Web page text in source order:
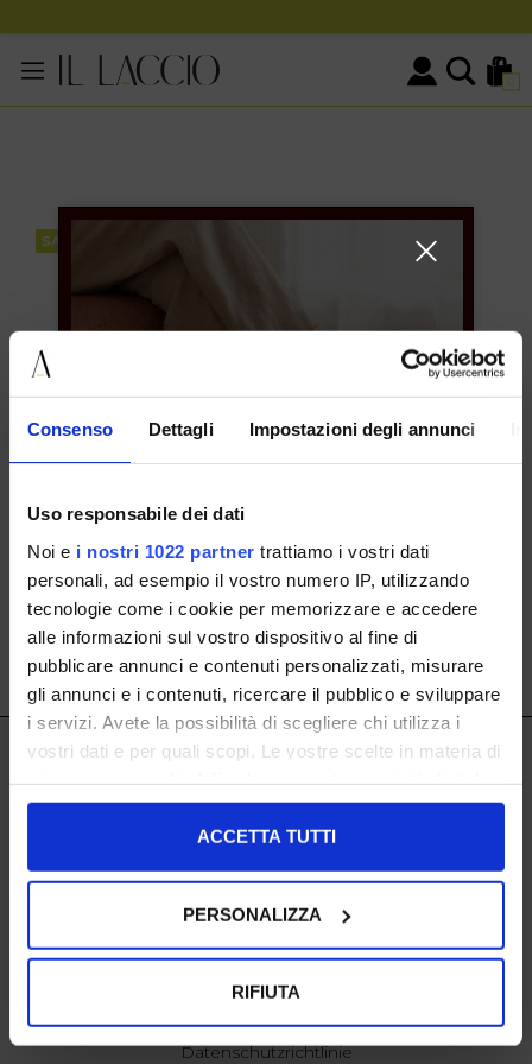
Consenso Dettagli Impostazioni degli annunci
Uso responsabile dei dati
Noi e i nostri 1022 partner trattiamo i vostri dati
personali, ad esempio il vostro numero IP, utilizzando
tecnologie come i cookie per memorizzare e accedere
alle informazioni sul vostro dispositivo al fine di
pubblicare annunci e contenuti personalizzati, misurare
gli annunci e i contenuti, ricercare il pubblico e sviluppare
i servizi. Avete la possibilità di scegliere chi utilizza i
vostri dati e per quali scopi. Le vostre scelte in materia di
in cui avete effettuato le vostre scelte. È possibile
modificare o revocare il proprio consenso in qualsiasi
momento dalla Dichiarazione sui cookie o facendo clic
Con il tuo consenso, vorremmo anche:
raccogliere informazioni sulla tua posizione
ACCETTA TUTTI
PERSONALIZZA
RIFIUTA
0
SALE
il laccio
Größen: 39
€ 69.00 -41.2%
IL LACCIO
IL LACCIO
Rücksendungen
Zahlungen
EXTRA
Cookie-Richtlinie
Datenschutzrichtlinie
NEWSLETTER ABONNIEREN